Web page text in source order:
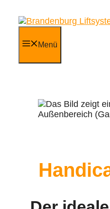
Inhalt
springen
Menü